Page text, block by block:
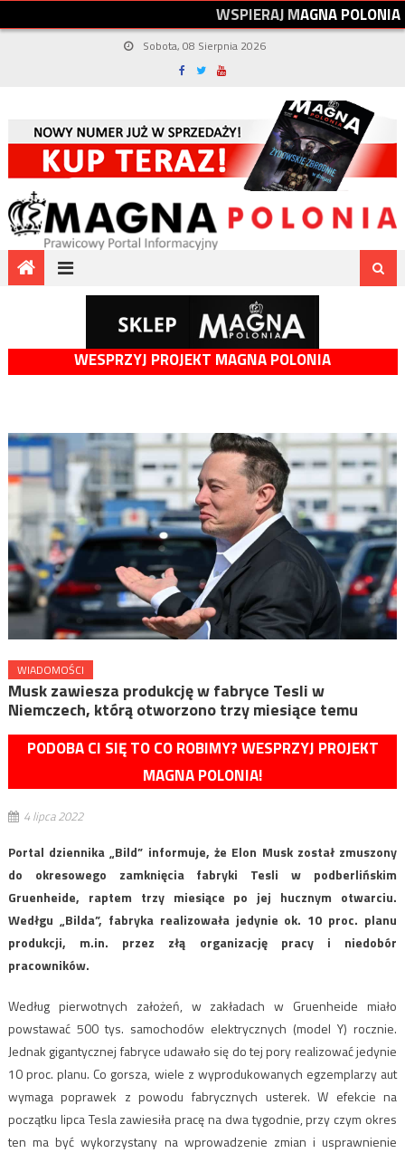
WSPIERAJMAGNAPOLONIA
Sobota, 08 Sierpnia 2026
WESPRZYJ PROJEKT MAGNA POLONIA
WIADOMOŚCI
Musk zawiesza produkcję w fabryce Tesli w
Niemczech, którą otworzono trzy miesiące temu
PODOBA CI SIĘ TO CO ROBIMY? WESPRZYJ PROJEKT
MAGNA POLONIA!
4 lipca 2022
Portal dziennika „Bild” informuje, że Elon Musk został zmuszony
do okresowego zamknięcia fabryki Tesli w podberlińskim
Gruenheide, raptem trzy miesiące po jej hucznym otwarciu.
Wedłgu „Bilda”, fabryka realizowała jedynie ok. 10 proc. planu
produkcji, m.in. przez złą organizację pracy i niedobór
pracowników.
Według pierwotnych założeń, w zakładach w Gruenheide miało
powstawać 500 tys. samochodów elektrycznych (model Y) rocznie.
Jednak gigantycznej fabryce udawało się do tej pory realizować jedynie
10 proc. planu. Co gorsza, wiele z wyprodukowanych egzemplarzy aut
wymaga poprawek z powodu fabrycznych usterek. W efekcie na
początku lipca Tesla zawiesiła pracę na dwa tygodnie, przy czym okres
ten ma być wykorzystany na wprowadzenie zmian i usprawnienie